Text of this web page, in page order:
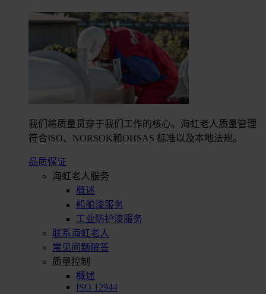
我们将质量贯穿于我们工作的核心。海虹老人质量管理
符合ISO、NORSOK和OHSAS 标准以及本地法规。
品质保证
海虹老人服务
概述
船舶漆服务
工业防护漆服务
联系海虹老人
常见问题解答
质量控制
概述
ISO 12944